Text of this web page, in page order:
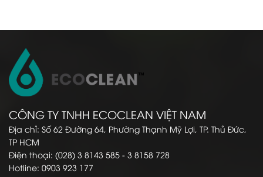
CÔNG TY TNHH ECOCLEAN VIỆT NAM
Địa chỉ: Số 62 Đường 64, Phường Thạnh Mỹ Lợi, TP. Thủ Đức,
TP HCM
Điện thoại: (028) 3 8143 585 - 3 8158 728
Hotline: 0903 923 177